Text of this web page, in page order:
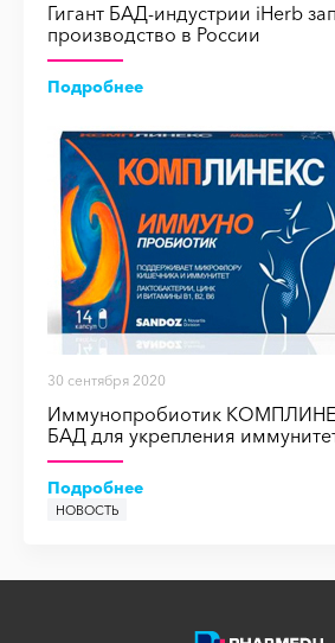
НОВОСТЬ
НОВОСТЬ
Гигант БАД-индустрии iHerb
производство в России
Подробнее
НОВОСТЬ
30 сентября 2020
Иммунопробиотик
БАД для укрепления
Подробнее